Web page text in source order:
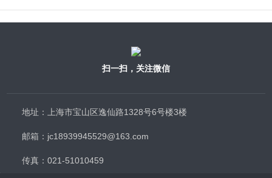
扫一扫，关注微信
地址：上海市宝山区逸仙路1328号6号楼3楼
邮箱：jc18939945529@163.com
传真：021-51010459